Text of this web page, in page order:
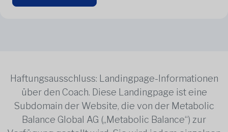
Haftungsausschluss: Landingpage-Informationen
über den Coach. Diese Landingpage ist eine
Subdomain der Website, die von der Metabolic
Balance Global AG („Metabolic Balance“) zur